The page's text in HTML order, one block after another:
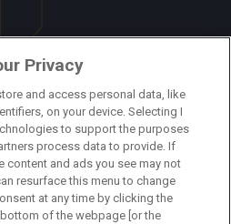
Privacy
and access personal data, like
on your device. Selecting I
to support the purposes
process data to provide. If
content and ads you see may not
resurface this menu to change
at any time by clicking the
of the webpage [or the